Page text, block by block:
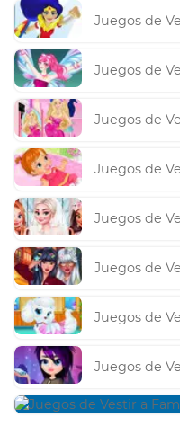
Juegos de
Juegos de
Juegos de
Juegos de
Juegos de
Juegos de
Juegos de
Juegos de